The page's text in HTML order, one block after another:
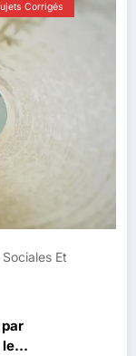
Corrigés
Et